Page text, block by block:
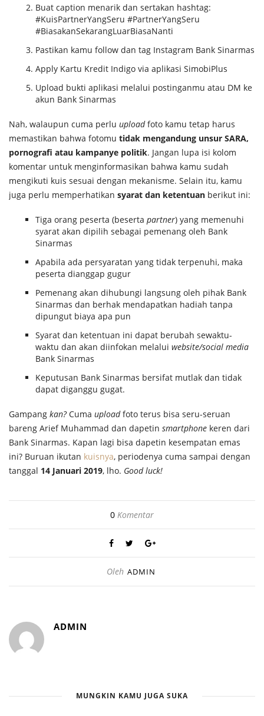
Buat caption menarik dan sertakan hashtag:
#KuisPartnerYangSeru #PartnerYangSeru
#BiasakanSekarangLuarBiasaNanti
Pastikan kamu follow dan tag Instagram Bank Sinarmas
Apply Kartu Kredit Indigo via aplikasi SimobiPlus
Upload bukti aplikasi melalui postinganmu atau DM ke
akun Bank Sinarmas
Nah, walaupun cuma perlu uploadfoto kamu tetap harus
memastikan bahwa fotomu tidak mengandung unsur SARA,
pornografi atau kampanye politik. Jangan lupa isi kolom
komentar untuk menginformasikan bahwa kamu sudah
mengikuti kuis sesuai dengan mekanisme. Selain itu, kamu
juga perlu memperhatikan syarat dan ketentuan berikut ini:
Tiga orang peserta (beserta partner) yang memenuhi
syarat akan dipilih sebagai pemenang oleh Bank
Sinarmas
Apabila ada persyaratan yang tidak terpenuhi, maka
peserta dianggap gugur
Pemenang akan dihubungi langsung oleh pihak Bank
Sinarmas dan berhak mendapatkan hadiah tanpa
dipungut biaya apa pun
Syarat dan ketentuan ini dapat berubah sewaktu-
waktu dan akan diinfokan melalui website/social media
Bank Sinarmas
Keputusan Bank Sinarmas bersifat mutlak dan tidak
dapat diganggu gugat.
Gampang kan?Cuma uploadfoto terus bisa seru-seruan
bareng Arief Muhammad dan dapetin smartphone keren dari
Bank Sinarmas. Kapan lagi bisa dapetin kesempatan emas
ini? Buruan ikutan kuisnya, periodenya cuma sampai dengan
tanggal 14 Januari 2019, lho. Good luck!
0 Komentar
Oleh ADMIN
ADMIN
MUNGKIN KAMU JUGA SUKA